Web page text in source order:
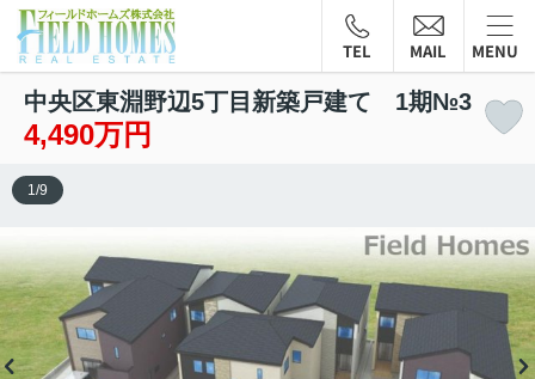
TEL MAIL MENU
中央区東淵野辺5丁目新築戸建て 1期№3
4,490万円
1 /9